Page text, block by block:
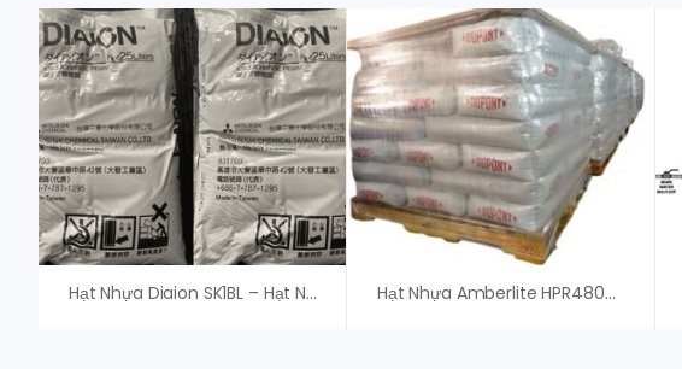
Hạt Nhựa Diaion SK1BL – Hạt Nhựa Mitsubishi Hạt Nhựa Amberlite HPR4800 OH – Dupont